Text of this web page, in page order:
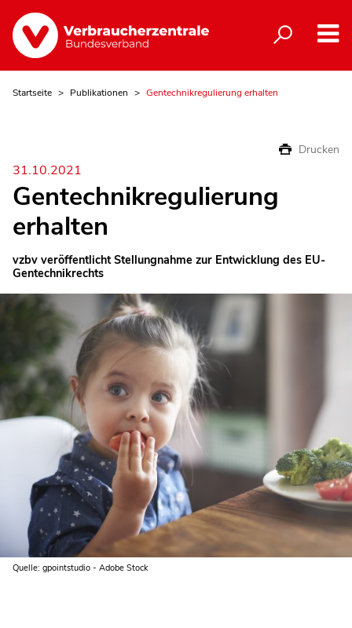
Startseite Publikationen Gentechnikregulierung erhalten
Drucken
31.10.2021
Gentechnikregulierung
erhalten
vzbv veröffentlicht Stellungnahme zur Entwicklung des EU-
Gentechnikrechts
Quelle: gpointstudio - Adobe Stock